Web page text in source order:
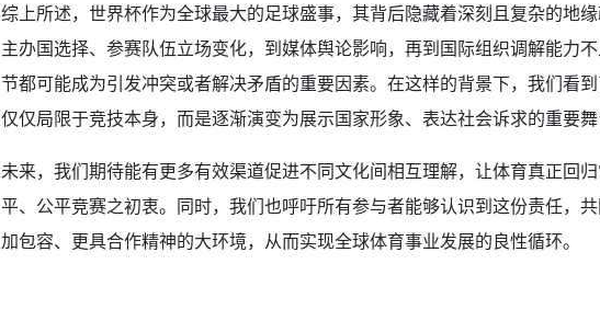
综上所述，世界杯作为全球最大的足球盛事，其背后隐藏着深刻且复杂的地
主办国选择、参赛队伍立场变化，到媒体舆论影响，再到国际组织调解能力
节都可能成为引发冲突或者解决矛盾的重要因素。在这样的背景下，我们看
仅仅局限于竞技本身，而是逐渐演变为展示国家形象、表达社会诉求的重要舞
未来，我们期待能有更多有效渠道促进不同文化间相互理解，让体育真正回
平、公平竞赛之初衷。同时，我们也呼吁所有参与者能够认识到这份责任，
加包容、更具合作精神的大环境，从而实现全球体育事业发展的良性循环。